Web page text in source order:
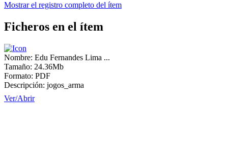
Mostrar el registro completo del ítem
Ficheros en el ítem
Nombre: Edu Fernandes Lima ...
Tamaño: 24.36Mb
Formato: PDF
Descripción: jogos_arma
Ver/Abrir